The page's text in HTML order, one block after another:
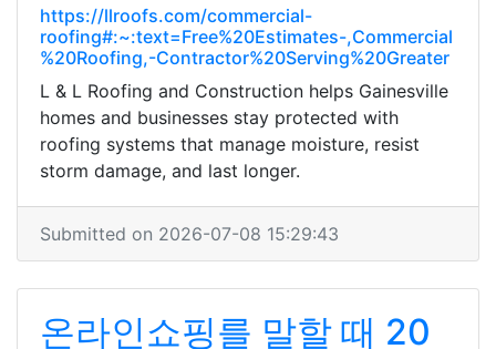
https://llroofs.com/commercial-
roofing#:~:text=Free%20Estimates-,Commercial
%20Roofing,-Contractor%20Serving%20Greater
L & L Roofing and Construction helps Gainesville
homes and businesses stay protected with
roofing systems that manage moisture, resist
storm damage, and last longer.
Submitted on 2026-07-08 15:29:43
온라인쇼핑를 말할 때 20